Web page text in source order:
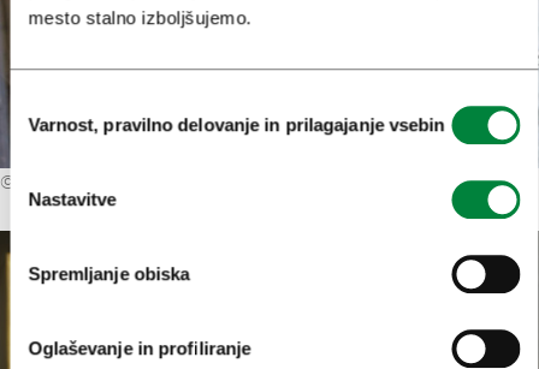
mesto stalno izboljšujemo.
soglasja
Varnost, pravilno delovanje in prilagajanje vsebin
Nastavitve
Spremljanje obiska
Oglaševanje in profiliranje
©